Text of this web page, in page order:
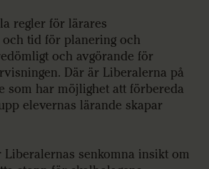
regler för lärares
tid för planering och
och avgörande för
Där är Liberalerna på
som har möjlighet att förbereda
elevernas lärande skapar
Liberalernas senkomna insikt om